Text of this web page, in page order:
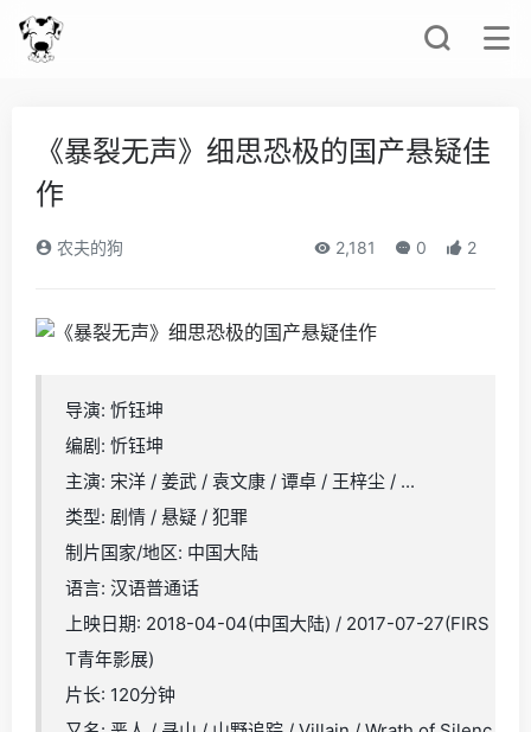
《暴裂无声》细思恐极的国产悬疑佳
作
农夫的狗 2,181 0 2
导演: 忻钰坤
编剧: 忻钰坤
主演: 宋洋 / 姜武 / 袁文康 / 谭卓 / 王梓尘 / ...
类型: 剧情 / 悬疑 / 犯罪
制片国家/地区: 中国大陆
语言: 汉语普通话
上映日期: 2018-04-04(中国大陆) / 2017-07-27(FIRS
T青年影展)
片长: 120分钟